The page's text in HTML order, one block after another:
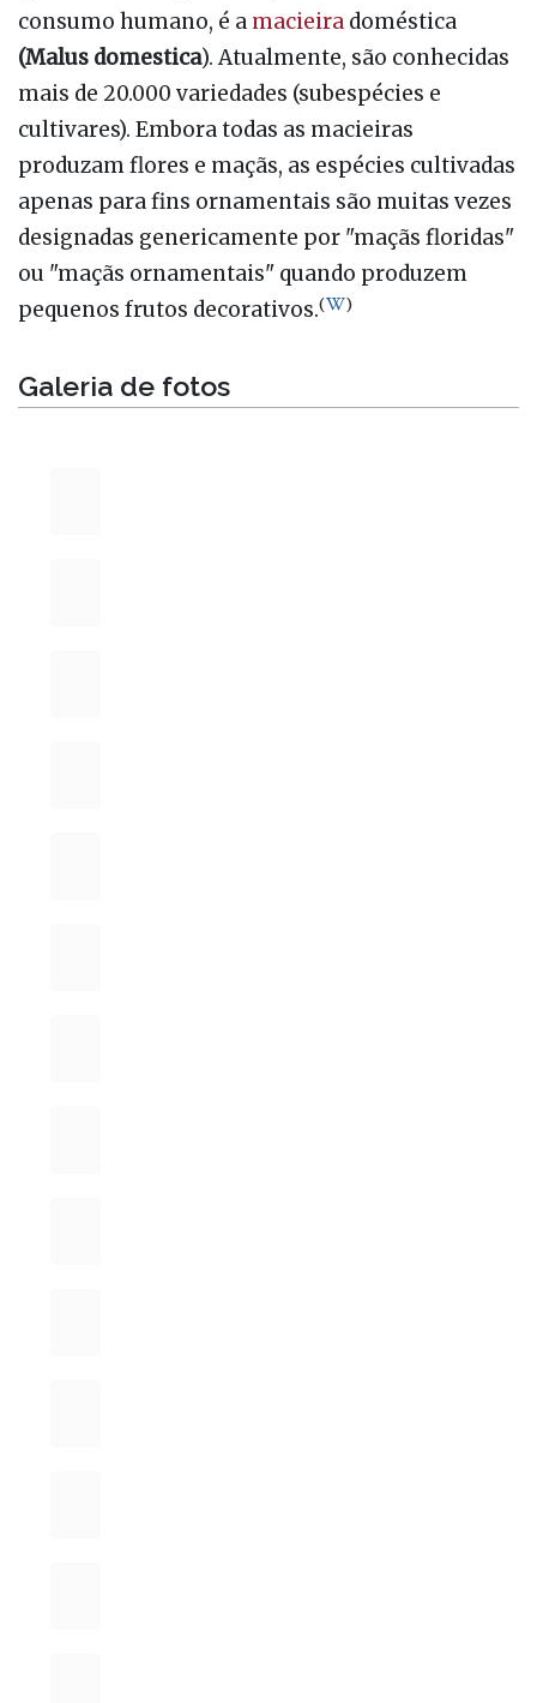
consumo humano, é a macieira doméstica
(Malus domestica). Atualmente, são conhecidas
mais de 20.000 variedades (subespécies e
cultivares). Embora todas as macieiras
produzam flores e maçãs, as espécies cultivadas
apenas para fins ornamentais são muitas vezes
designadas genericamente por "maçãs floridas"
ou "maçãs ornamentais" quando produzem
pequenos frutos decorativos.( )
Galeria de fotos